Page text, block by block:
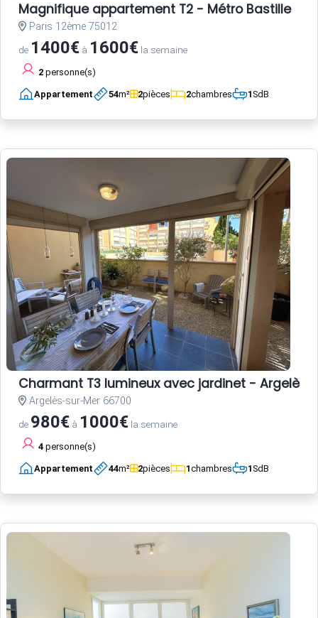
Magnifique appartement T2 - Métro Bastille
Paris 12ème 75012
de 1400€ à 1600€ la semaine
2 personne(s)
Appartement 54m² 2pièces 2chambres 1SdB
Charmant T3 lumineux avec jardinet - Argelès-
Argelès-sur-Mer 66700
de 980€ à 1000€ la semaine
4 personne(s)
Appartement 44m² 2pièces 1chambres 1SdB